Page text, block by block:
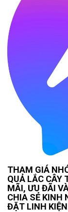
THAM GIÁ
QUẢ LẮC CÂY
MÃI, ƯU ĐÃI
CHIA SẺ KINH
ĐẶT LINH